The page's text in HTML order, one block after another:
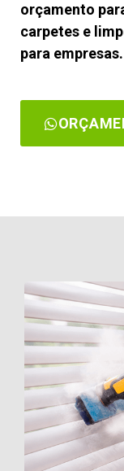
orçamento
carpetes e
para empresas.